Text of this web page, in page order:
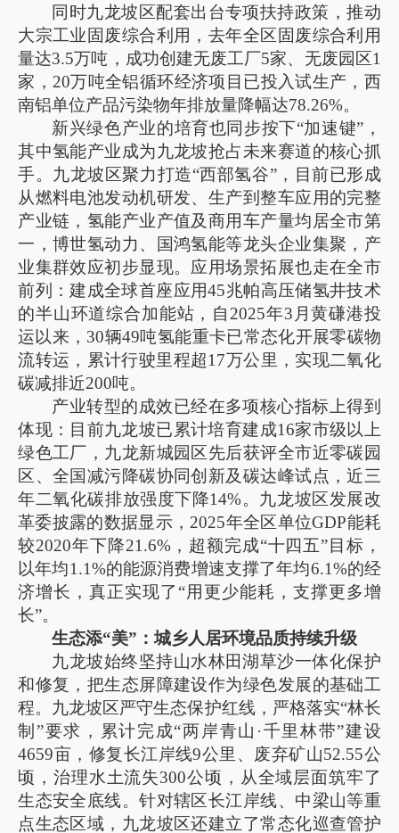
同时九龙坡区配套出台专项扶持政策，推动
大宗工业固废综合利用，去年全区固废综合利用
量达3.5万吨，成功创建无废工厂5家、无废园区1
家，20万吨全铝循环经济项目已投入试生产，西
南铝单位产品污染物年排放量降幅达78.26%。
新兴绿色产业的培育也同步按下“加速键”，
其中氢能产业成为九龙坡抢占未来赛道的核心抓
手。九龙坡区聚力打造“西部氢谷”，目前已形成
从燃料电池发动机研发、生产到整车应用的完整
产业链，氢能产业产值及商用车产量均居全市第
一，博世氢动力、国鸿氢能等龙头企业集聚，产
业集群效应初步显现。应用场景拓展也走在全市
前列：建成全球首座应用45兆帕高压储氢井技术
的半山环道综合加能站，自2025年3月黄磏港投
运以来，30辆49吨氢能重卡已常态化开展零碳物
流转运，累计行驶里程超17万公里，实现二氧化
碳减排近200吨。
产业转型的成效已经在多项核心指标上得到
体现：目前九龙坡已累计培育建成16家市级以上
绿色工厂，九龙新城园区先后获评全市近零碳园
区、全国减污降碳协同创新及碳达峰试点，近三
年二氧化碳排放强度下降14%。九龙坡区发展改
革委披露的数据显示，2025年全区单位GDP能耗
较2020年下降21.6%，超额完成“十四五”目标，
以年均1.1%的能源消费增速支撑了年均6.1%的经
济增长，真正实现了“用更少能耗，支撑更多增
长”。
生态添“美”：城乡人居环境品质持续升级
九龙坡始终坚持山水林田湖草沙一体化保护
和修复，把生态屏障建设作为绿色发展的基础工
程。九龙坡区严守生态保护红线，严格落实“林长
制”要求，累计完成“两岸青山·千里林带”建设
4659亩，修复长江岸线9公里、废弃矿山52.55公
顷，治理水土流失300公顷，从全域层面筑牢了
生态安全底线。针对辖区长江岸线、中梁山等重
点生态区域，九龙坡区还建立了常态化巡查管护